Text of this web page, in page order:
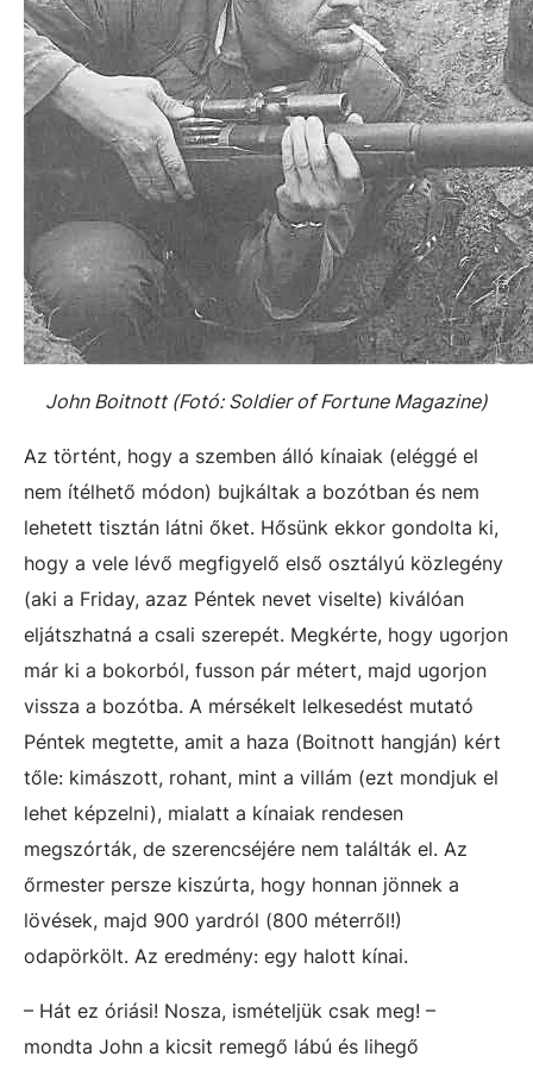
John Boitnott (Fotó: Soldier of Fortune Magazine)
Az történt, hogy a szemben álló kínaiak (eléggé el
nem ítélhető módon) bujkáltak a bozótban és nem
lehetett tisztán látni őket. Hősünk ekkor gondolta ki,
hogy a vele lévő megfigyelő első osztályú közlegény
(aki a Friday, azaz Péntek nevet viselte) kiválóan
eljátszhatná a csali szerepét. Megkérte, hogy ugorjon
már ki a bokorból, fusson pár métert, majd ugorjon
vissza a bozótba. A mérsékelt lelkesedést mutató
Péntek megtette, amit a haza (Boitnott hangján) kért
tőle: kimászott, rohant, mint a villám (ezt mondjuk el
lehet képzelni), mialatt a kínaiak rendesen
megszórták, de szerencséjére nem találták el. Az
őrmester persze kiszúrta, hogy honnan jönnek a
lövések, majd 900 yardról (800 méterről!)
odapörkölt. Az eredmény: egy halott kínai.
– Hát ez óriási! Nosza, ismételjük csak meg! –
mondta John a kicsit remegő lábú és lihegő